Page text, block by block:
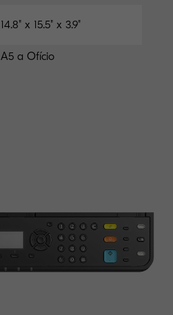
14.8" x 15.5" x 3.9"
A5 a Ofício